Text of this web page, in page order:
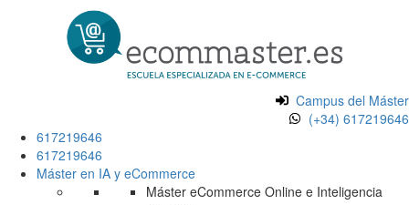
Campus del Máster
(+34) 617219646
617219646
617219646
Máster en IA y eCommerce
Máster eCommerce Online e Inteligencia